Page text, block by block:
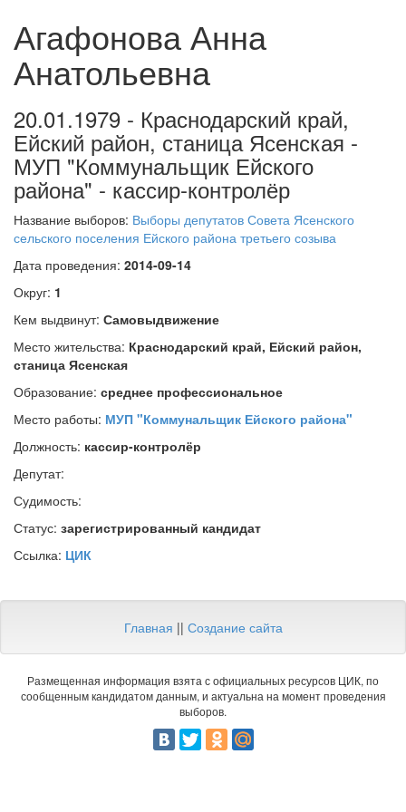
Агафонова Анна
Анатольевна
20.01.1979 - Краснодарский край,
Ейский район, станица Ясенская -
МУП "Коммунальщик Ейского
района" - кассир-контролёр
Название выборов: Выборы депутатов Совета Ясенского
сельского поселения Ейского района третьего созыва
Дата проведения: 2014-09-14
Округ: 1
Кем выдвинут: Самовыдвижение
Место жительства: Краснодарский край, Ейский район,
станица Ясенская
Образование: среднее профессиональное
Место работы: МУП "Коммунальщик Ейского района"
Должность: кассир-контролёр
Депутат:
Судимость:
Статус: зарегистрированный кандидат
Ссылка: ЦИК
Главная || Создание сайта
Размещенная информация взята с официальных ресурсов ЦИК, по
сообщенным кандидатом данным, и актуальна на момент проведения
выборов.